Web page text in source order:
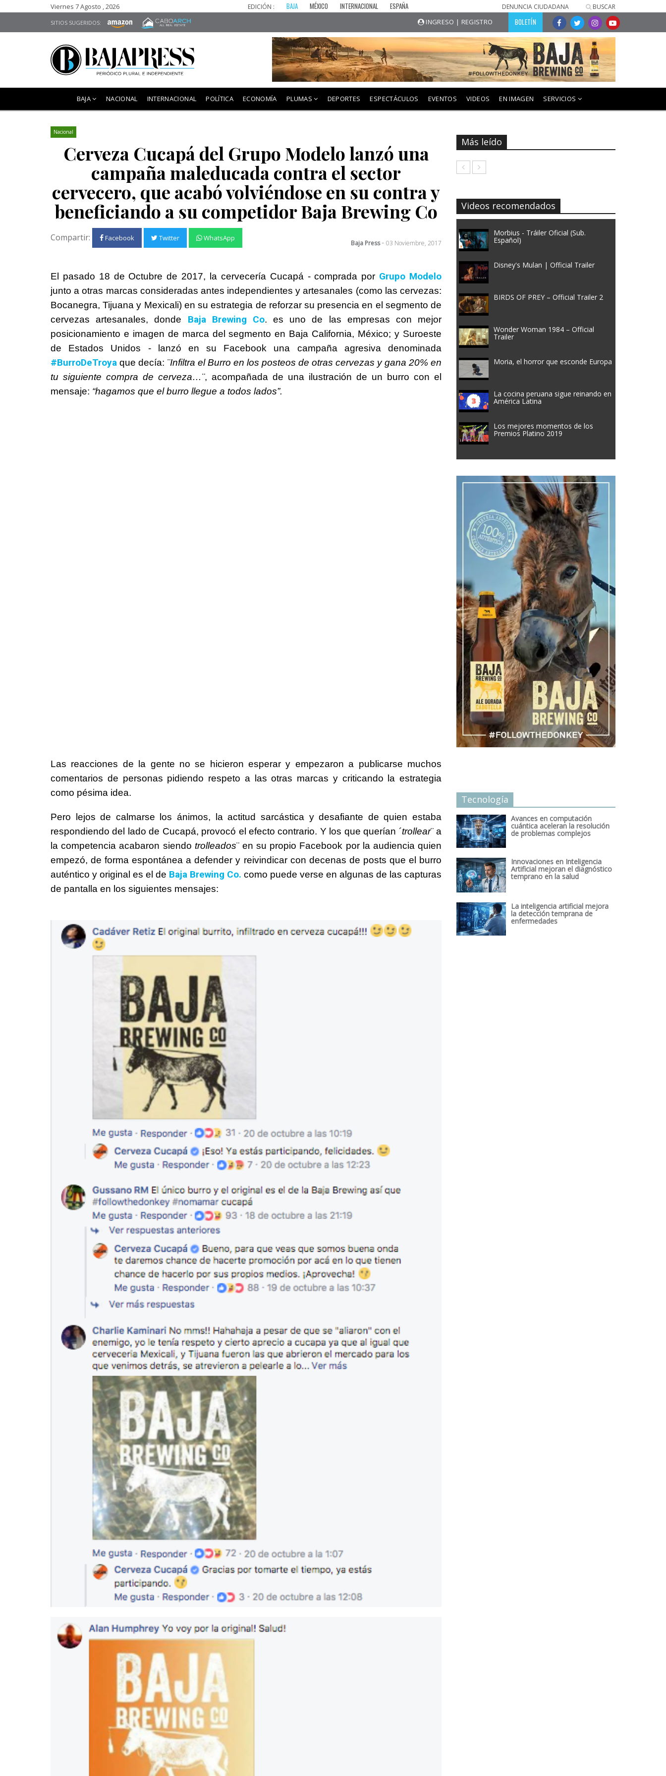
Viernes 7 Agosto , 2026 EDICIÓN : BAJA MÉXICO INTERNACIONAL ESPAÑA DENUNCIA CIUDADANA BUSCAR
SITIOS SUGERIDOS: INGRESO | REGISTRO BOLETÍN
BAJA NACIONAL INTERNACIONAL POLÍTICA ECONOMÍA PLUMAS DEPORTES ESPECTÁCULOS EVENTOS VIDEOS EN IMAGEN SERVICIOS
Nacional
Cerveza Cucapá del Grupo Modelo lanzó una
campaña maleducada contra el sector
cervecero, que acabó volviéndose en su contra y
beneficiando a su competidor Baja Brewing Co
Compartir: Facebook Twitter WhatsApp
Baja Press- 03 Noviembre, 2017
El pasado 18 de Octubre de 2017, la cervecería Cucapá - comprada por Grupo Modelo
junto a otras marcas consideradas antes independientes y artesanales (como las cervezas:
Bocanegra, Tijuana y Mexicali) en su estrategia de reforzar su presencia en el segmento de
cervezas artesanales, donde Baja Brewing Co. es uno de las empresas con mejor
posicionamiento e imagen de marca del segmento en Baja California, México; y Suroeste
de Estados Unidos - lanzó en su Facebook una campaña agresiva denominada
#BurroDeTroya que decía: ¨Infiltra el Burro en los posteos de otras cervezas y gana 20% en
tu siguiente compra de cerveza…¨, acompañada de una ilustración de un burro con el
mensaje: “hagamos que el burro llegue a todos lados”.
Las reacciones de la gente no se hicieron esperar y empezaron a publicarse muchos
comentarios de personas pidiendo respeto a las otras marcas y criticando la estrategia
como pésima idea.
Pero lejos de calmarse los ánimos, la actitud sarcástica y desafiante de quien estaba
respondiendo del lado de Cucapá, provocó el efecto contrario. Y los que querían ´trollear¨ a
la competencia acabaron siendo trolleados¨ en su propio Facebook por la audiencia quien
empezó, de forma espontánea a defender y reivindicar con decenas de posts que el burro
auténtico y original es el de Baja Brewing Co. como puede verse en algunas de las capturas
de pantalla en los siguientes mensajes:
Más leído
Videos recomendados
Morbius - Tráiler Oficial (Sub.
Español)
Disney's Mulan | Official Trailer
BIRDS OF PREY – Official Trailer 2
Wonder Woman 1984 – Official
Trailer
Moria, el horror que esconde Europa
La cocina peruana sigue reinando en
América Latina
Los mejores momentos de los
Premios Platino 2019
Tecnología
Avances en computación
cuántica aceleran la resolución
de problemas complejos
Innovaciones en Inteligencia
Artificial mejoran el diagnóstico
temprano en la salud
La inteligencia artificial mejora
la detección temprana de
enfermedades